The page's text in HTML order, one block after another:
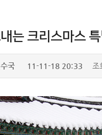
는 크리스마스
국 11-11-18 20:33 조